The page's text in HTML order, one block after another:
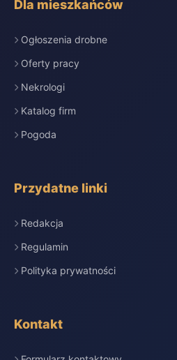
Dla mieszkańców
Ogłoszenia drobne
Oferty pracy
Nekrologi
Katalog firm
Pogoda
Przydatne linki
Redakcja
Regulamin
Polityka prywatności
Kontakt